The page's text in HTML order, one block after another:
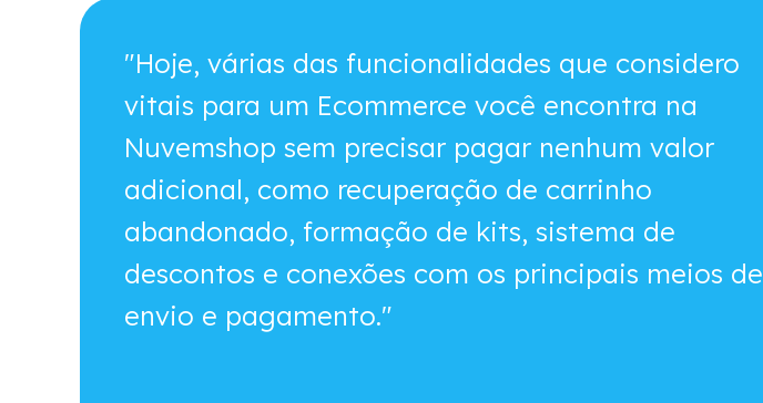
"Hoje, várias das funcionalidades que considero
vitais para um Ecommerce você encontra na
Nuvemshop sem precisar pagar nenhum valor
adicional, como recuperação de carrinho
abandonado, formação de kits, sistema de
descontos e conexões com os principais meios de
envio e pagamento."